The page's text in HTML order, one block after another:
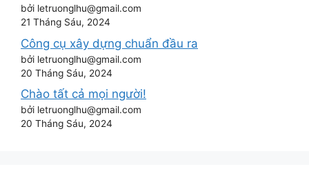
bởi letruonglhu@gmail.com
21 Tháng Sáu, 2024
Công cụ xây dựng chuẩn đầu ra
bởi letruonglhu@gmail.com
20 Tháng Sáu, 2024
Chào tất cả mọi người!
bởi letruonglhu@gmail.com
20 Tháng Sáu, 2024